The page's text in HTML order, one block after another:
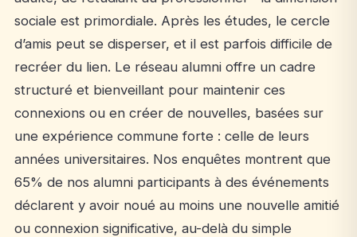
sociale est primordiale. Après les études, le cercle
d’amis peut se disperser, et il est parfois difficile de
recréer du lien. Le réseau alumni offre un cadre
structuré et bienveillant pour maintenir ces
connexions ou en créer de nouvelles, basées sur
une expérience commune forte : celle de leurs
années universitaires. Nos enquêtes montrent que
65% de nos alumni participants à des événements
déclarent y avoir noué au moins une nouvelle amitié
ou connexion significative, au-delà du simple